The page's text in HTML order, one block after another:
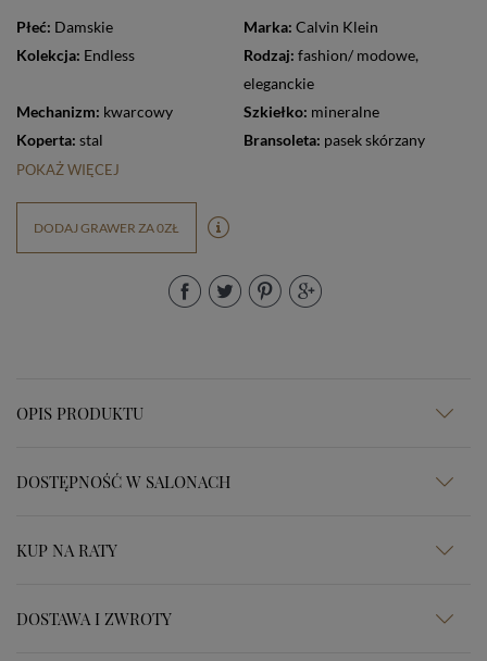
Płeć: Damskie Marka: Calvin Klein
Kolekcja: Endless Rodzaj: fashion/ modowe,
eleganckie
Mechanizm: kwarcowy Szkiełko: mineralne
Koperta: stal Bransoleta: pasek skórzany
POKAŻ WIĘCEJ
DODAJ GRAWER ZA 0ZŁ
OPIS PRODUKTU
DOSTĘPNOŚĆ W SALONACH
KUP NA RATY
DOSTAWA I ZWROTY